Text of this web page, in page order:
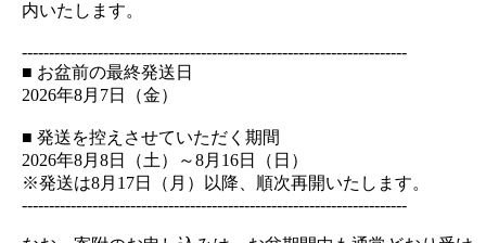
内いたします。
-----------------------------------------------------------------------
■ お盆前の最終発送日
2026年8月7日（金）
■ 発送を控えさせていただく期間
2026年8月8日（土）～8月16日（日）
※発送は8月17日（月）以降、順次再開いたします。
-----------------------------------------------------------------------